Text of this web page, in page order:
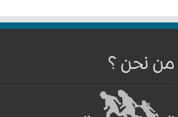
من نحن ؟